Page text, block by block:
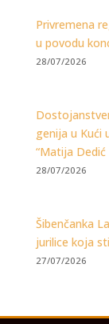
Privremena
u povodu
28/07/2026
genija u Kući
“Matija
28/07/2026
Šibenčanka
jurilice koja
27/07/2026